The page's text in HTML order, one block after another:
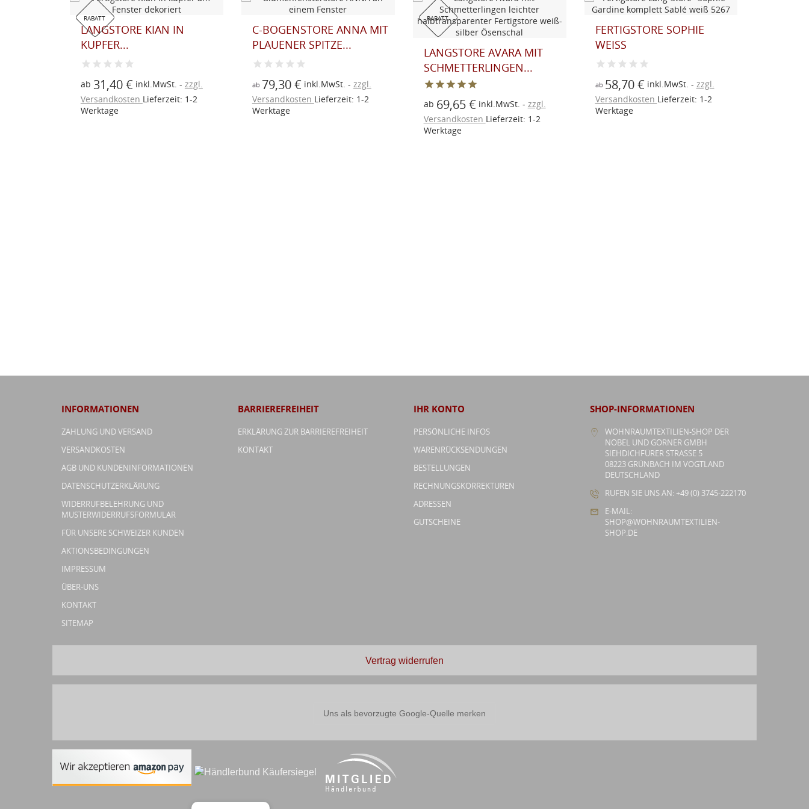
RABATT
LANGSTORE KIAN IN
KUPFER...
ab 31,40 € inkl.MwSt.
zzgl.
Versandkosten Lieferzeit: 1-2
Werktage
C-BOGENSTORE ANNA MIT
PLAUENER SPITZE...
ab 79,30 € inkl.MwSt.
zzgl.
Versandkosten Lieferzeit: 1-2
Werktage
RABATT
LANGSTORE AVARA MIT
SCHMETTERLINGEN...
ab 69,65 € inkl.MwSt.
zzgl.
Versandkosten Lieferzeit: 1-2
Werktage
FERTIGSTORE SOPHIE
WEISS
ab 58,70 € inkl.MwSt.
zzgl.
Versandkosten Lieferzeit: 1-2
Werktage
INFORMATIONEN
ZAHLUNG UND VERSAND
VERSANDKOSTEN
AGB UND KUNDENINFORMATIONEN
DATENSCHUTZERKLÄRUNG
WIDERRUFBELEHRUNG UND
MUSTERWIDERRUFSFORMULAR
FÜR UNSERE SCHWEIZER KUNDEN
AKTIONSBEDINGUNGEN
IMPRESSUM
ÜBER-UNS
KONTAKT
SITEMAP
BARRIEREFREIHEIT
ERKLÄRUNG ZUR BARRIEREFREIHEIT
KONTAKT
IHR KONTO
PERSÖNLICHE INFOS
WARENRÜCKSENDUNGEN
BESTELLUNGEN
RECHNUNGSKORREKTUREN
ADRESSEN
GUTSCHEINE
SHOP-INFORMATIONEN
WOHNRAUMTEXTILIEN-SHOP DER
NÖBEL UND GÖRNER GMBH
SIEHDICHFÜRER STRASSE 5
08223 GRÜNBACH IM VOGTLAND
DEUTSCHLAND
RUFEN SIE UNS AN: +49 (0) 3745-222170
E-MAIL:
SHOP@WOHNRAUMTEXTILIEN-
SHOP.DE
Vertrag widerrufen
Uns als bevorzugte Google-Quelle merken